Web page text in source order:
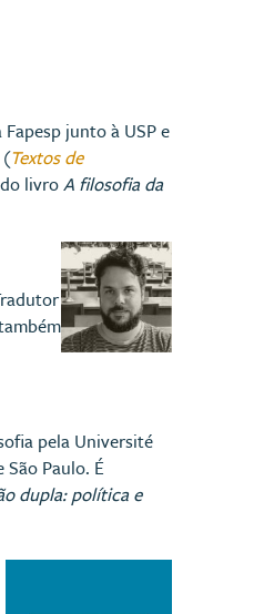
junto à USP e
(Textos de
livroA filosofia da
pela Université
Paulo. É
dupla: política e